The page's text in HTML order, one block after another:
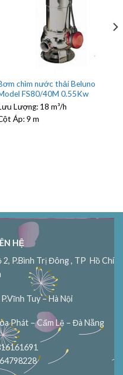
chìm nước thải Beluno
FS80/40M 0.55Kw
Lượng: 18 m³/h
Áp:9 m
HỆ
P.Bình Trị Đông , TP Hồ Chí
Tuy – Hà Nội
Phát – Cẩm Lệ – Đà Nẵng